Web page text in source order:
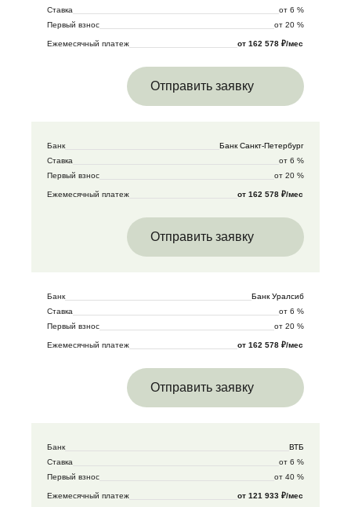
Ставка
от 6 %
Первый взнос
от 20 %
Ежемесячный платеж от 162 578 ₽/мес
Отправить заявку
Банк
Банк Санкт-Петербург
Ставка
от 6 %
Первый взнос
от 20 %
Ежемесячный платеж от 162 578 ₽/мес
Отправить заявку
Банк
Банк Уралсиб
Ставка
от 6 %
Первый взнос
от 20 %
Ежемесячный платеж от 162 578 ₽/мес
Отправить заявку
Банк
ВТБ
Ставка
от 6 %
Первый взнос
от 40 %
Ежемесячный платеж от 121 933 ₽/мес